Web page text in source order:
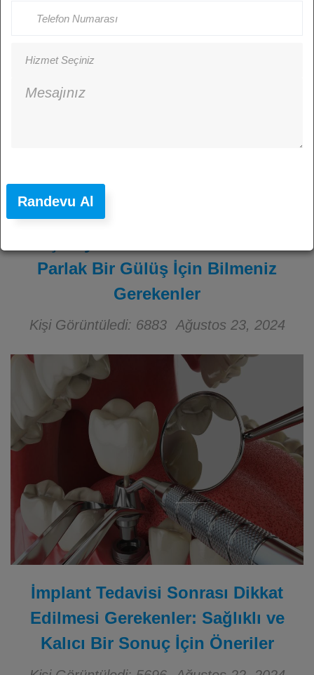
Parlak Bir Gülüş İçin Bilmeniz
Gerekenler
Kişi Görüntüledi: 6883 Ağustos 23, 2024
İmplant Tedavisi Sonrası Dikkat
Edilmesi Gerekenler: Sağlıklı ve
Kalıcı Bir Sonuç İçin Öneriler
Randevu Al